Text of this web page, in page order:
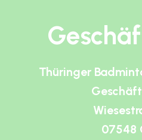
Thüringer
07548